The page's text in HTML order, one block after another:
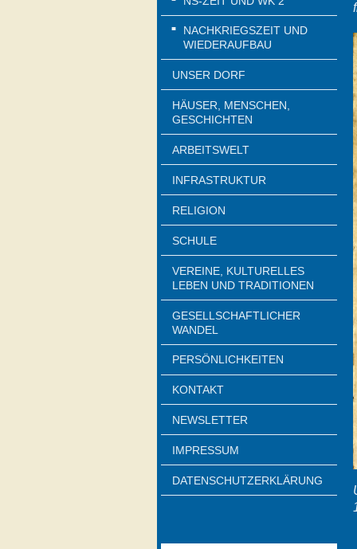
NACHKRIEGSZEIT UND
WIEDERAUFBAU
UNSER DORF
HÄUSER, MENSCHEN,
GESCHICHTEN
ARBEITSWELT
INFRASTRUKTUR
RELIGION
SCHULE
VEREINE, KULTURELLES
LEBEN UND TRADITIONEN
GESELLSCHAFTLICHER
WANDEL
PERSÖNLICHKEITEN
KONTAKT
NEWSLETTER
IMPRESSUM
DATENSCHUTZERKLÄRUNG